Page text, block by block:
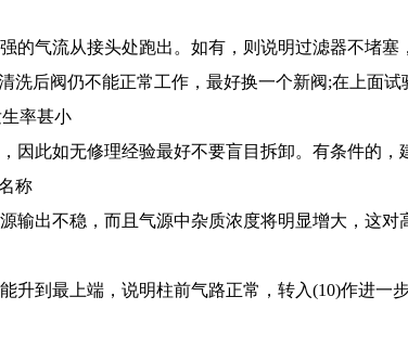
气流从接头处跑出。如有，则说明过滤器不堵塞
后阀仍不能正常工作，最好换一个新阀;在上面
率甚小
此如无修理经验最好不要盲目拆卸。有条件的，
称
出不稳，而且气源中杂质浓度将明显增大，这对
到最上端，说明柱前气路正常，转入(10)作进一